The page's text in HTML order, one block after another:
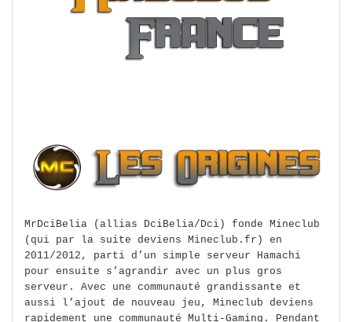
MrDciBelia (allias DciBelia/Dci) fonde Mineclub
(qui par la suite deviens Mineclub.fr) en
2011/2012, parti d’un simple serveur Hamachi
pour ensuite s’agrandir avec un plus gros
serveur. Avec une communauté grandissante et
aussi l’ajout de nouveau jeu, Mineclub deviens
rapidement une communauté Multi-Gaming. Pendant